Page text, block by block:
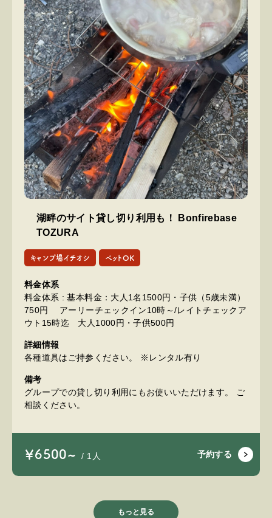
湖畔のサイト貸し切り利用も！ Bonfirebase
TOZURA
キャンプ場イチオシ ペットOK
料金体系
料金体系 : 基本料金：大人1名1500円・子供（5歳未満）
750円 アーリーチェックイン10時～/レイトチェックア
ウト15時迄 大人1000円・子供500円
詳細情報
各種道具はご持参ください。 ※レンタル有り
備考
グループでの貸し切り利用にもお使いいただけます。 ご
相談ください。
￥6500~ / 1人 予約する
もっと見る